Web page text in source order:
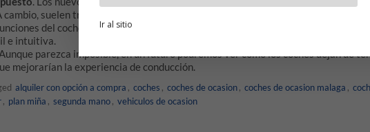
suelen traer un kit de reparación de ruedas, que es mucho más fácil de
funciones del coche ya no se encuentran en los diferentes botones, sino que se
e intuitiva.
. Aunque parezca imposible, en un futuro podremos ver como los coches dejan de
mejorarían la experiencia de conducción.
alquiler con opción a compra , coches , coches de ocasion, coches de ocasion malaga ,
, plan miña , segunda mano, vehiculos de ocasion
Ir al sitio